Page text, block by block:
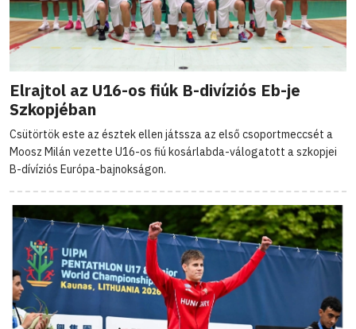
Elrajtol az U16-os fiúk B-divíziós Eb-je
Szkopjéban
Csütörtök este az észtek ellen játssza az első csoportmeccsét a
Moosz Milán vezette U16-os fiú kosárlabda-válogatott a szkopjei
B-dívíziós Európa-bajnokságon.